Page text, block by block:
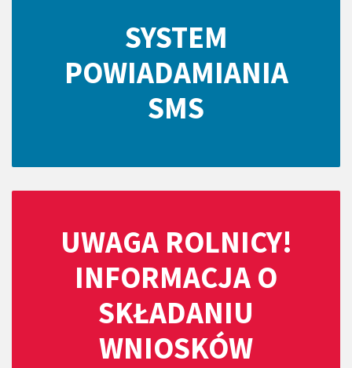
SYSTEM
POWIADAMIANIA
SMS
UWAGA ROLNICY!
INFORMACJA O
SKŁADANIU
WNIOSKÓW